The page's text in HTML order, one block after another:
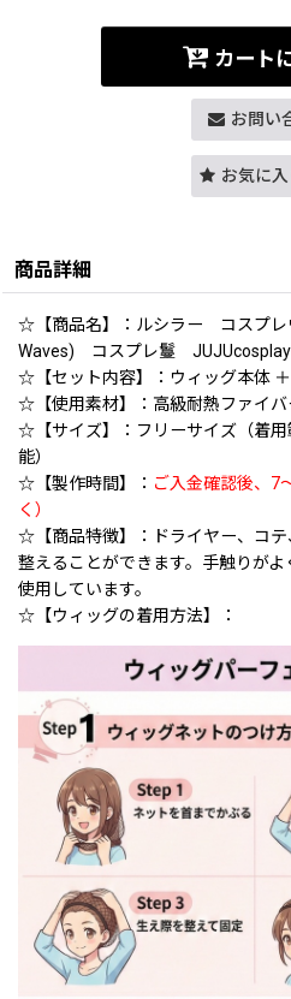
カート
お問い
お気に
商品詳細
☆【商品名】：ルシラー コスプ
Waves) コスプレ鬘 JUJUcosplay
☆【セット内容】：ウィッグ本体
☆【使用素材】：高級耐熱ファイバ
☆【サイズ】：フリーサイズ（着
能）
☆【製作時間】： ご入金確認後、7
く）
☆【商品特徴】：ドライヤー、コテ
整えることができます。手触りが
使用しています。
☆【ウィッグの着用方法】：